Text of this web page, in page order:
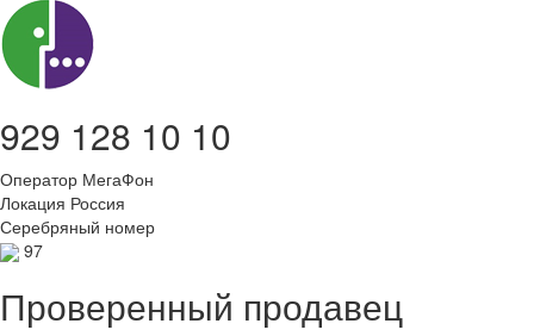
929 128 10 10
Оператор МегаФон
Локация Россия
Серебряный номер
97
Проверенный продавец